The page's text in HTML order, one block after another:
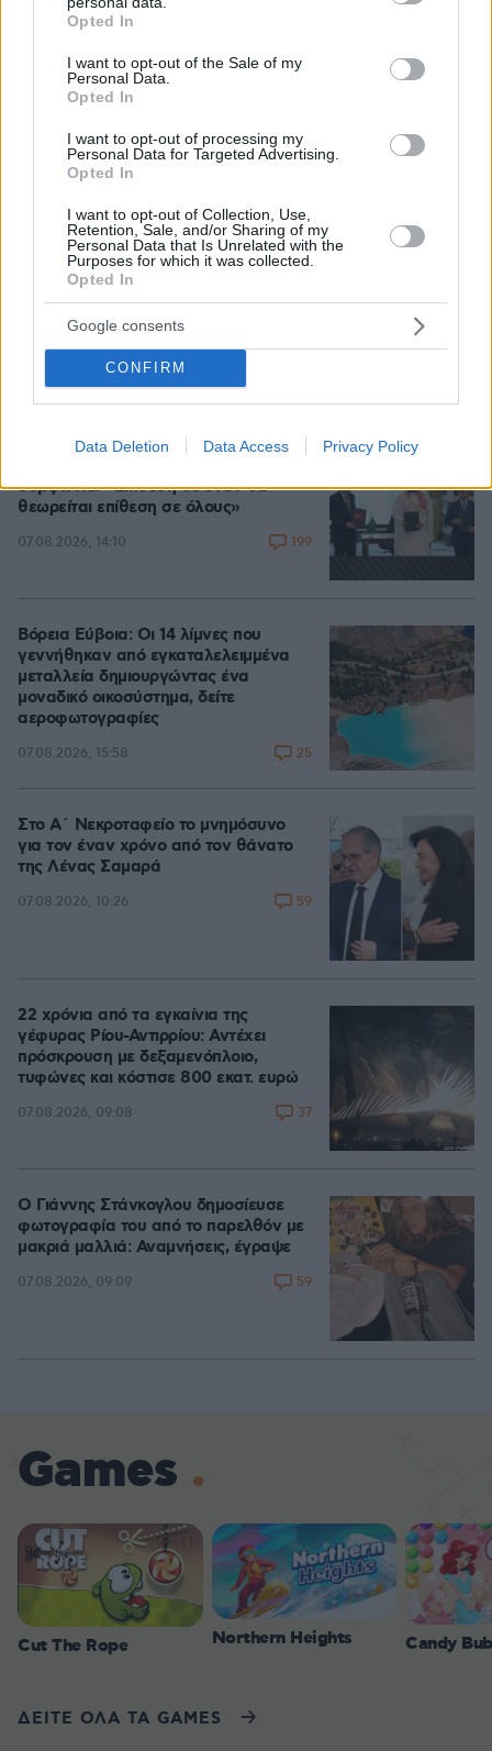
grant or deny consent to Google and its third-party tags to
use your data for below specified purposes in below Google
consent section.
Opted In
I want to opt-out of the Sale of my
Personal Data.
Opted In
I want to opt-out of processing my
Personal Data for Targeted Advertising.
Opted In
I want to opt-out of Collection, Use,
Retention, Sale, and/or Sharing of my
Personal Data that Is Unrelated with the
Purposes for which it was collected.
Opted In
Google consents
CONFIRM
Data Deletion Data Access Privacy Policy
τροχαίο με τους νεκρούς μάνα και γιο στις Σέρρες,
η 43χρονη και ο 21χρονος πήγαιναν μαζί για
δουλειά
07.08.2026, 13:17
«Δεν το πιστεύουμε», λένε οι
Αμερικανοί που υιοθέτησαν τον
για το φονικό στην Κυψέλη και η
σιωπή στην απολογία
07.08.2026, 07:19
Τουρκία, Σαουδική Αραβία και
συμφωνία: «Επίθεση σε έναν θα
θεωρείται επίθεση σε όλους»
07.08.2026, 14:10 199
Βόρεια Εύβοια: Οι 14 λίμνες που
γεννήθηκαν από εγκαταλελειμμένα
μεταλλεία δημιουργώντας ένα
μοναδικό οικοσύστημα, δείτε
αεροφωτογραφίες
07.08.2026, 15:58 25
Στο Α΄ Νεκροταφείο το μνημόσυνο
για τον έναν χρόνο από τον θάνατο
της Λένας Σαμαρά
07.08.2026, 10:26 59
22 χρόνια από τα εγκαίνια της
γέφυρας Ρίου-Αντιρρίου: Αντέχει
πρόσκρουση με δεξαμενόπλοιο,
τυφώνες και κόστισε 800 εκατ. ευρώ
07.08.2026, 09:08 37
Ο Γιάννης Στάνκογλου δημοσίευσε
φωτογραφία του από το παρελθόν με
μακριά μαλλιά: Αναμνήσεις, έγραψε
07.08.2026, 09:09 59
Games
Cut The Rope Northern Heights Candy
ΔΕΙΤΕ ΟΛΑ ΤΑ GAMES